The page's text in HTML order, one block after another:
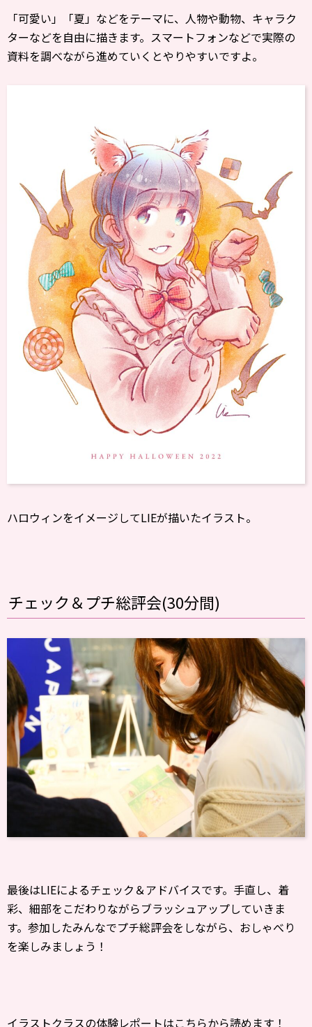
「可愛い」「夏」などをテーマに、人物や動物、キャラク
ターなどを自由に描きます。スマートフォンなどで実際の
資料を調べながら進めていくとやりやすいですよ。
ハロウィンをイメージしてLIEが描いたイラスト。
チェック＆プチ総評会(30分間)
最後はLIEによるチェック＆アドバイスです。手直し、着
彩、細部をこだわりながらブラッシュアップしていきま
す。参加したみんなでプチ総評会をしながら、おしゃべり
を楽しみましょう！
イラストクラスの体験レポートはこちらから読めます！